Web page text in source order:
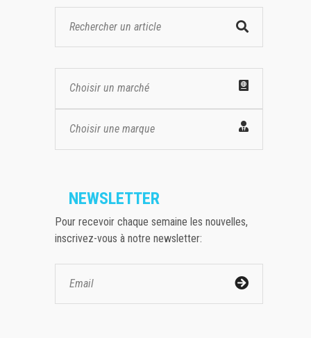
Choisir un marché
Choisir une marque
NEWSLETTER
Pour recevoir chaque semaine les nouvelles,
inscrivez-vous à notre newsletter: